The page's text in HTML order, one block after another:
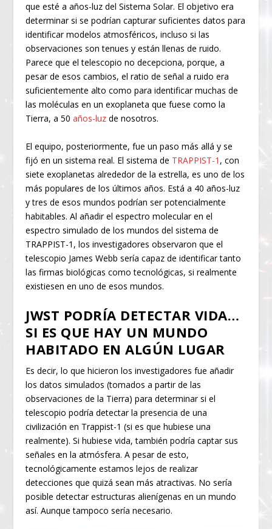
que esté a años-luz del Sistema Solar. El objetivo era
determinar si se podrían capturar suficientes datos para
identificar modelos atmosféricos, incluso si las
observaciones son tenues y están llenas de ruido.
Parece que el telescopio no decepciona, porque, a
pesar de esos cambios, el ratio de señal a ruido era
suficientemente alto como para identificar muchas de
las moléculas en un exoplaneta que fuese como la
Tierra, a 50años-luz de nosotros.
El equipo, posteriormente, fue un paso más allá y se
fijó en un sistema real. El sistema de TRAPPIST-1 , con
siete exoplanetas alrededor de la estrella, es uno de los
más populares de los últimos años. Está a 40 años-luz
y tres de esos mundos podrían ser potencialmente
habitables. Al añadir el espectro molecular en el
espectro simulado de los mundos del sistema de
TRAPPIST-1, los investigadores observaron que el
telescopio James Webb sería capaz de identificar tanto
las firmas biológicas como tecnológicas, si realmente
existiesen en uno de esos mundos.
JWST PODRÍA DETECTAR VIDA…
SI ES QUE HAY UN MUNDO
HABITADO EN ALGÚN LUGAR
Es decir, lo que hicieron los investigadores fue añadir
los datos simulados (tomados a partir de las
observaciones de la Tierra) para determinar si el
telescopio podría detectar la presencia de una
civilización en Trappist-1 (si es que hubiese una
realmente). Si hubiese vida, también podría captar sus
señales en la atmósfera. A pesar de esto,
tecnológicamente estamos lejos de realizar
detecciones que quizá sean más atractivas. No sería
posible detectar estructuras alienígenas en un mundo
así. Aunque tampoco sería necesario.